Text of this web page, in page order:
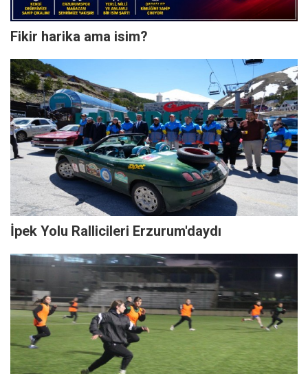
Fikir harika ama isim?
İpek Yolu Rallicileri Erzurum'daydı